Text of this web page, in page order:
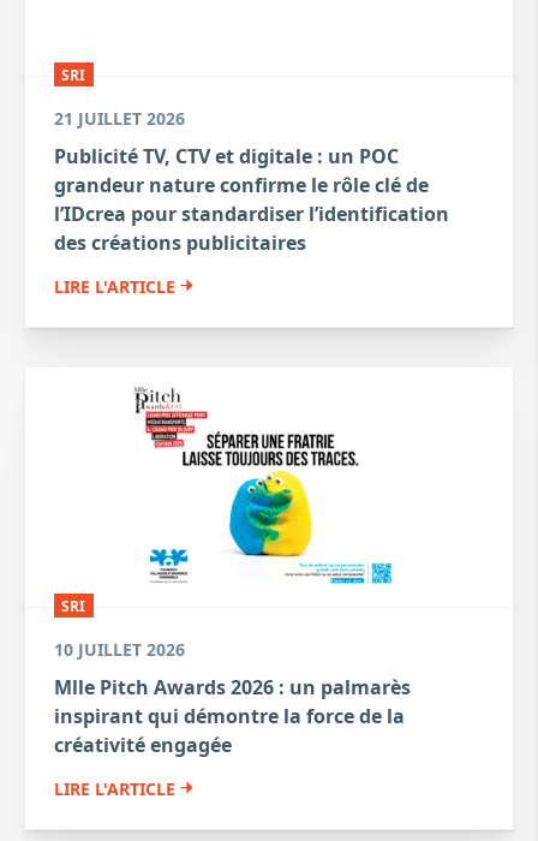
SRI
21 JUILLET 2026
Publicité TV, CTV et digitale : un POC
grandeur nature confirme le rôle clé de
l’IDcrea pour standardiser l’identification
des créations publicitaires
LIRE L'ARTICLE
SRI
10 JUILLET 2026
Mlle Pitch Awards 2026 : un palmarès
inspirant qui démontre la force de la
créativité engagée
LIRE L'ARTICLE